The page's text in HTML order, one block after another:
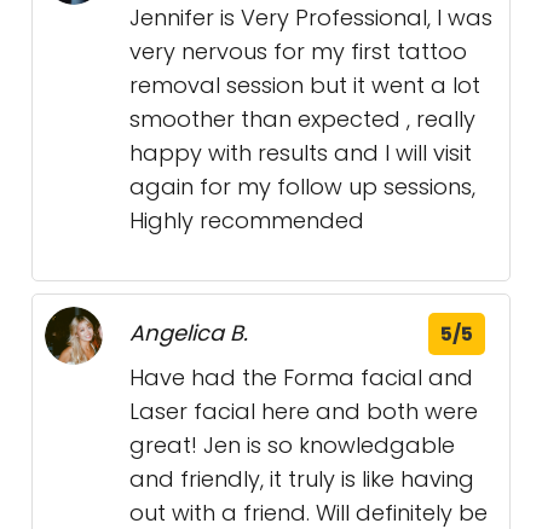
Jennifer is Very Professional, I was
very nervous for my first tattoo
removal session but it went a lot
smoother than expected , really
happy with results and I will visit
again for my follow up sessions,
Highly recommended
Angelica B. 5/5
Have had the Forma facial and
Laser facial here and both were
great! Jen is so knowledgable
and friendly, it truly is like having
out with a friend. Will definitely be